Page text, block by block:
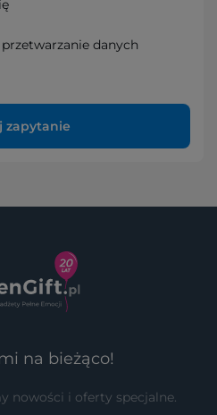
danych
zapytanie
na bieżąco!
nowości i oferty specjalne.